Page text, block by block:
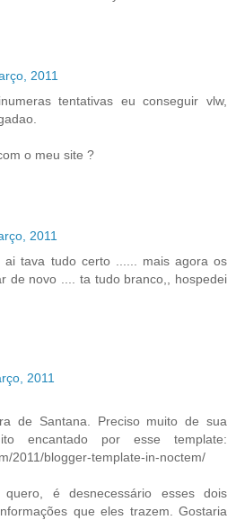
2011
tentativas eu conseguir vlw,
o meu site ?
2011
ai tava tudo certo ...... mais agora os
de novo .... ta tudo branco,, hospedei
2011
de Santana. Preciso muito de sua
encantado por esse template:
2011/blogger-template-in-noctem/
é desnecessário esses dois
que eles trazem. Gostaria